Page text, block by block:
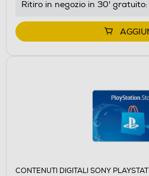
Ritiro in negozio in 30' gratuito:
CONTENUTI DIGITALI SONY